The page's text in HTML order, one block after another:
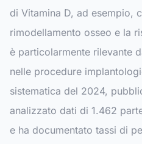
di Vitamina D, ad esempio,
rimodellamento osseo e la
è particolarmente rilevante
nelle procedure
sistematica del 2024,
analizzato dati di 1.462
e ha documentato tassi di